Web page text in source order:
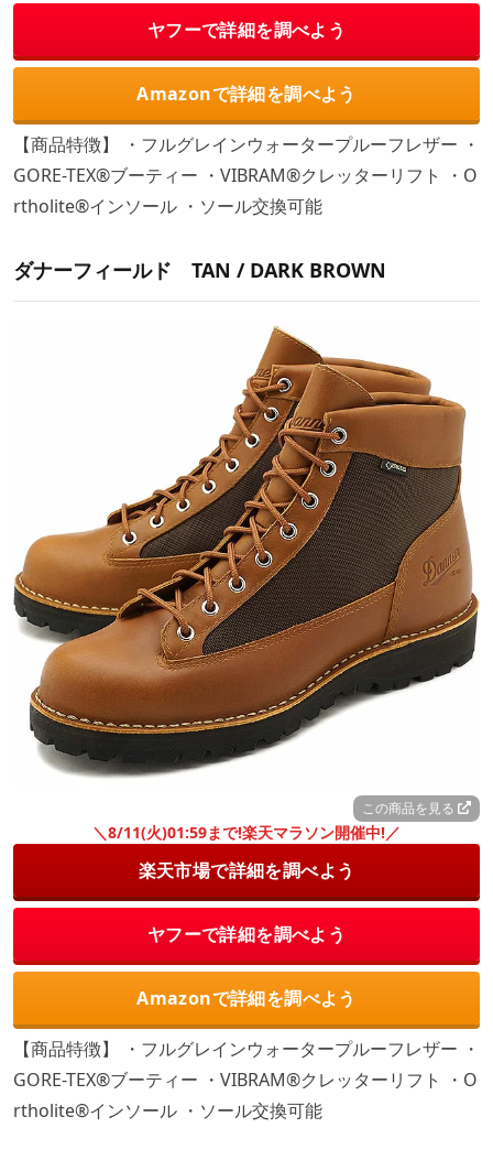
ヤフーで詳細を調べよう
Amazonで詳細を調べよう
【商品特徴】 ・フルグレインウォータープルーフレザー ・
GORE-TEX®ブーティー ・VIBRAM®クレッターリフト ・O
rtholite®インソール ・ソール交換可能
ダナーフィールド TAN / DARK BROWN
この商品を見る
＼8/11(火)01:59まで!楽天マラソン開催中!／
楽天市場で詳細を調べよう
ヤフーで詳細を調べよう
Amazonで詳細を調べよう
【商品特徴】 ・フルグレインウォータープルーフレザー ・
GORE-TEX®ブーティー ・VIBRAM®クレッターリフト ・O
rtholite®インソール ・ソール交換可能